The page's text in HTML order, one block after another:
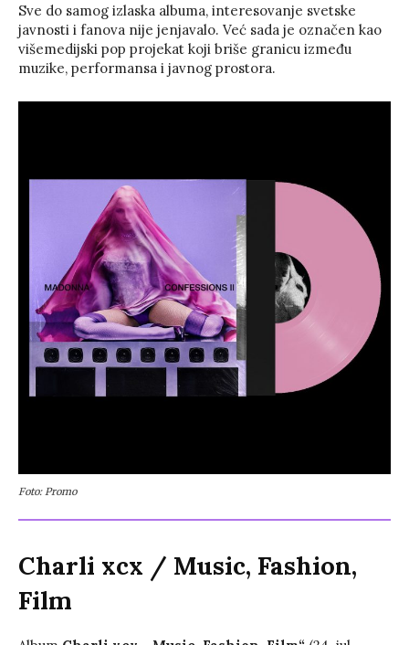
Sve do samog izlaska albuma, interesovanje svetske
javnosti i fanova nije jenjavalo. Već sada je označen kao
višemedijski pop projekat koji briše granicu između
muzike, performansa i javnog prostora.
Foto: Promo
Charli xcx / Music, Fashion,
Film